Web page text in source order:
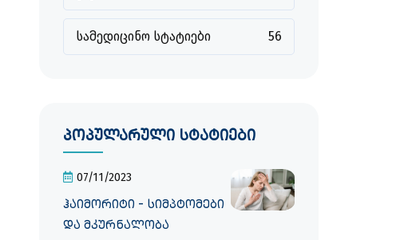
სამედიცინო სტატიები 56
პოპულარული სტატიები
07/11/2023
ჰაიმორიტი - სიმპტომები
და მკურნალობა